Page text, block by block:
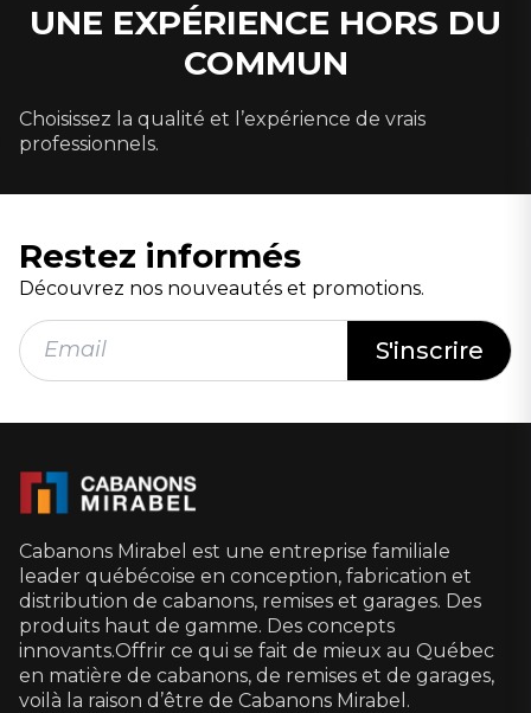
UNE EXPÉRIENCE HORS DU
COMMUN
Choisissez la qualité et l’expérience de vrais
professionnels.
Restez informés
Découvrez nos nouveautés et promotions.
Cabanons Mirabel est une entreprise familiale
leader québécoise en conception, fabrication et
distribution de cabanons, remises et garages. Des
produits haut de gamme. Des concepts
innovants.Offrir ce qui se fait de mieux au Québec
en matière de cabanons, de remises et de garages,
voilà la raison d’être de Cabanons Mirabel.